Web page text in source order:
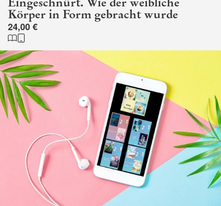
Körper in Form gebracht wurde
24,00 €